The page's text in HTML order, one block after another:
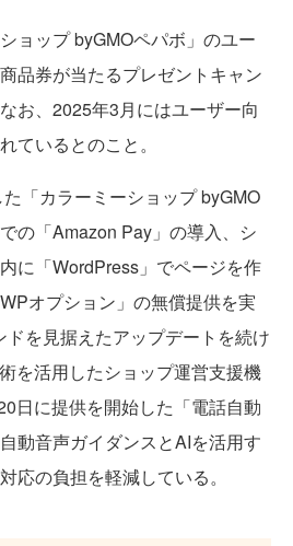
ョップ byGMOペパボ」のユー
品券が当たるプレゼントキャン
お、2025年3月にはユーザー向
ているとのこと。
「カラーミーショップ byGMO
の「Amazon Pay」の導入、シ
に「WordPress」でページを作
オプション」の無償提供を実
を見据えたアップデートを続け
を活用したショップ運営支援機
日に提供を開始した「電話自動
動音声ガイダンスとAIを活用す
応の負担を軽減している。